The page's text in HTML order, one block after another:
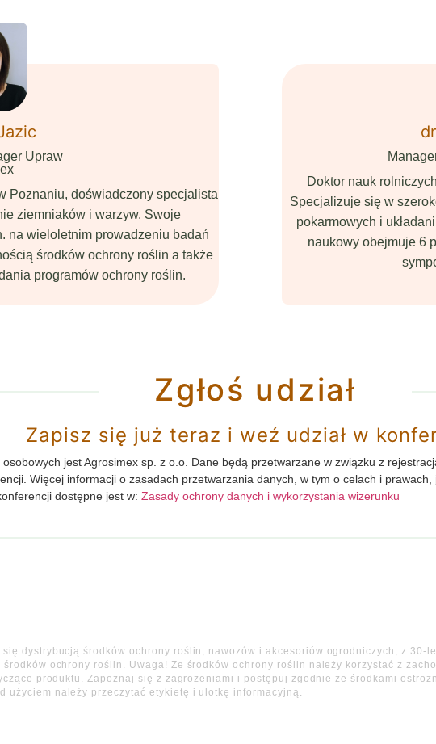
Upraw
Poznaniu, doświadczony specjalista
ziemniaków i warzyw. Swoje
na wieloletnim prowadzeniu badań
środków ochrony roślin a także
programów ochrony roślin.
Doktor nauk
Specjalizuje się w
pokarmowych i
naukowy obejmuje 6
Zgłoś udział
Zapisz się już teraz i weź udział w
jest Agrosimex sp. z o.o. Dane będą przetwarzane w związku z
Więcej informacji o zasadach przetwarzania danych, w tym o celach i
dostępne jest w: Zasady ochrony danych i wykorzystania wizerunku
dystrybucją środków ochrony roślin, nawozów i akcesoriów ogrodniczych, z
ochrony roślin. Uwaga! Ze środków ochrony roślin należy korzystać z
produktu. Zapoznaj się z zagrożeniami i postępuj zgodnie ze środkami
użyciem należy przeczytać etykietę i ulotkę informacyjną.